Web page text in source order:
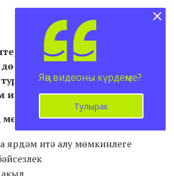
син – супергерой! Тик
дөньяны коткарыр өчен сиңа
килә икән? Моның өчен, без
итәбез, җаваплары азакта.
мөһиме:
ярдәм итә алу мөмкинлеге
Яңа видеоны күрдеңме?
Тулырак